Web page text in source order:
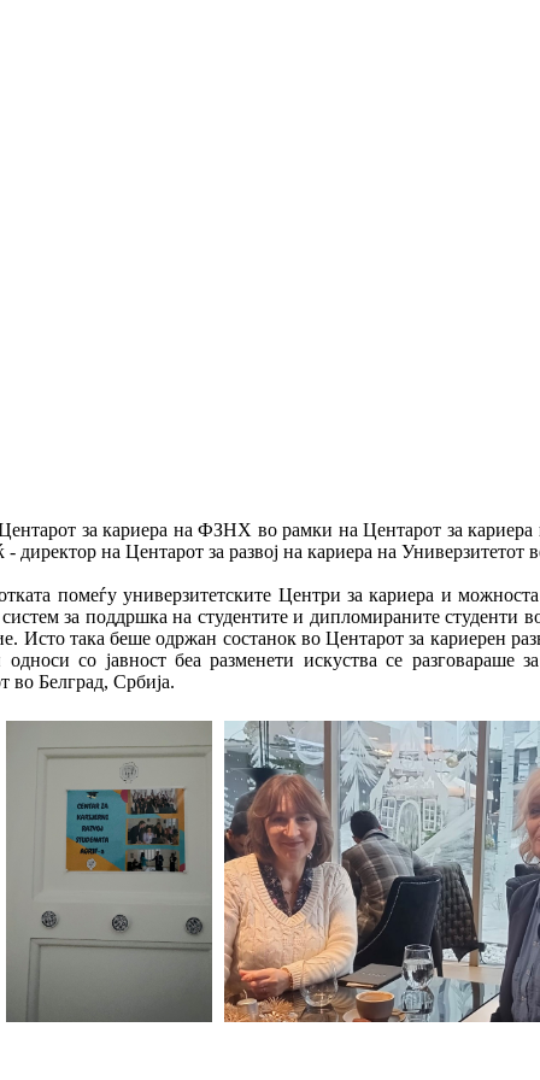
за кариера на ФЗНХ во рамки на Центарот за
на Центарот за развој на кариера на Универзитетот
помеѓу универзитетските Центри за кариера и
за поддршка на студентите и дипломираните студенти
така беше одржан состанок во Центарот за кариерен
со јавност беа разменети искуства се разговараше
во Белград, Србија.